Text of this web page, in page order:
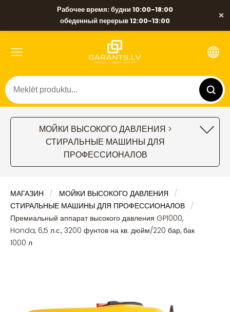
Рабочее время: будни 10:00-18:00
обеденный перерыв 12:00-13:00
×
МОЙКИ ВЫСОКОГО ДАВЛЕНИЯ >
СТИРАЛЬНЫЕ МАШИНЫ ДЛЯ
ПРОФЕССИОНАЛОВ
МАГАЗИН
МОЙКИ ВЫСОКОГО ДАВЛЕНИЯ
СТИРАЛЬНЫЕ МАШИНЫ ДЛЯ ПРОФЕССИОНАЛОВ
Премиальный аппарат высокого давления GP1000,
Honda, 6,5 л.с., 3200 фунтов на кв. дюйм/220 бар, бак
1000 л